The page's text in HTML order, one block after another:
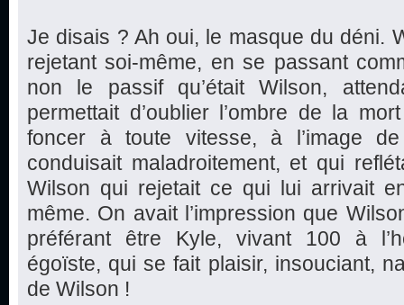
Je disais ? Ah oui, le masque du déni.
rejetant soi-même, en se passant
non le passif qu’était Wilson,
permettait d’oublier l’ombre de la
foncer à toute vitesse, à l’image
conduisait maladroitement, et qui
Wilson qui rejetait ce qui lui arrivait
même. On avait l’impression que
préférant être Kyle, vivant 100 à
égoïste, qui se fait plaisir, insouciant,
de Wilson !